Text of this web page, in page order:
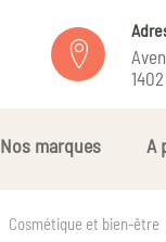
Nos marques A
Cosmétique et bien-être